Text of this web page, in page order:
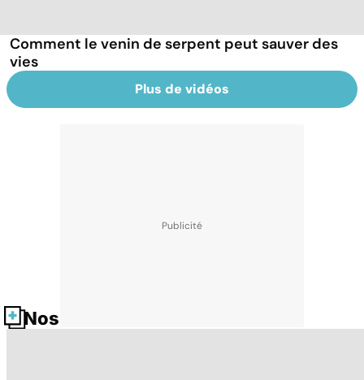
Comment le venin de serpent peut sauver des
vies
Plus de vidéos
Nos fiches santé